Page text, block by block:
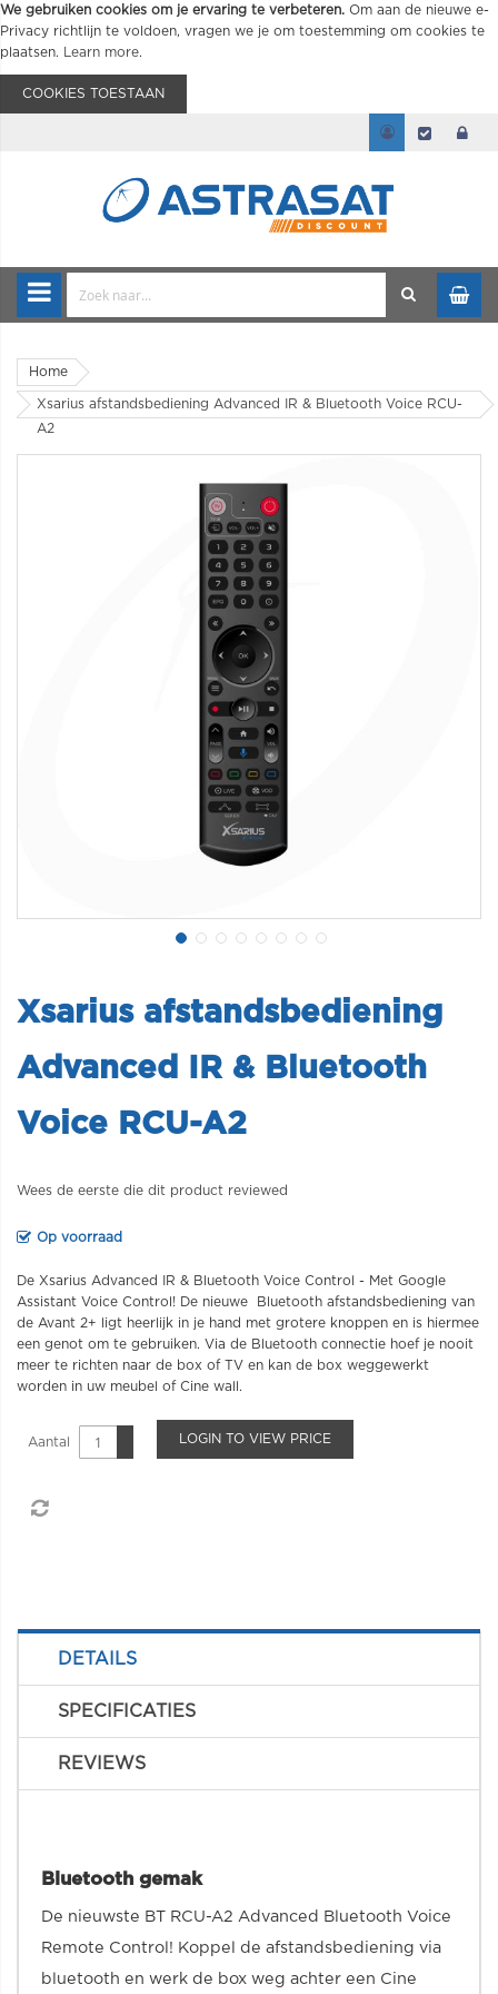
We gebruiken cookies om je ervaring te verbeteren. Om aan de nieuwe e-
Privacy richtlijn te voldoen, vragen we je om toestemming om cookies te
plaatsen.
Learn more.
COOKIES TOESTAAN
Home
Xsarius afstandsbediening Advanced IR & Bluetooth Voice RCU-
A2
Xsarius afstandsbediening
Advanced IR & Bluetooth
Voice RCU-A2
Wees de eerste die dit product reviewed
Op voorraad
De Xsarius Advanced IR & Bluetooth Voice Control - Met Google
Assistant Voice Control! De nieuwe Bluetooth afstandsbediening van
de Avant 2+ ligt heerlijk in je hand met grotere knoppen en is hiermee
een genot om te gebruiken. Via de Bluetooth connectie hoef je nooit
meer te richten naar de box of TV en kan de box weggewerkt
worden in uw meubel of Cine wall.
Aantal LOGIN TO VIEW PRICE
DETAILS
SPECIFICATIES
REVIEWS
Bluetooth gemak
De nieuwste BT RCU-A2 Advanced Bluetooth Voice
Remote Control! Koppel de afstandsbediening via
bluetooth en werk de box weg achter een Cine